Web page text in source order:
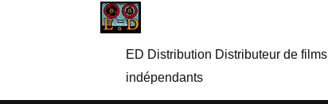
ED Distribution Distributeur de films
indépendants